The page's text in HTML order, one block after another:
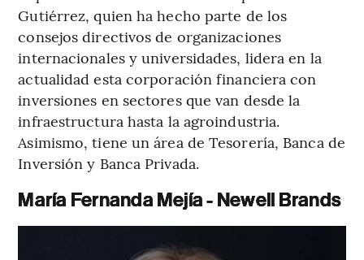
Gutiérrez, quien ha hecho parte de los
consejos directivos de organizaciones
internacionales y universidades, lidera en la
actualidad esta corporación financiera con
inversiones en sectores que van desde la
infraestructura hasta la agroindustria.
Asimismo, tiene un área de Tesorería, Banca de
Inversión y Banca Privada.
María Fernanda Mejía - Newell Brands